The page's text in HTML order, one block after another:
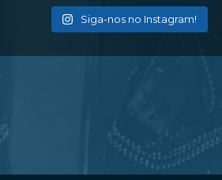
Siga-nos no Instagram!